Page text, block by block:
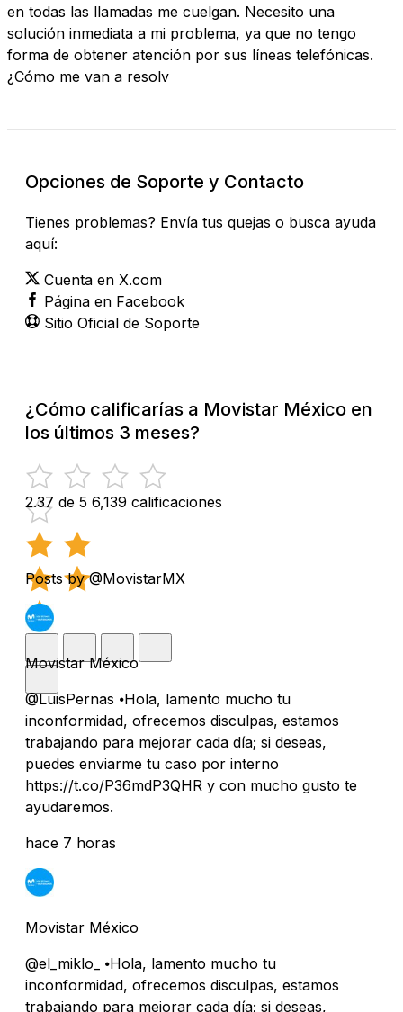
en todas las llamadas me cuelgan. Necesito una
solución inmediata a mi problema, ya que no tengo
forma de obtener atención por sus líneas telefónicas.
¿Cómo me van a resolv
Opciones de Soporte y Contacto
Tienes problemas? Envía tus quejas o busca ayuda
aquí:
Cuenta en X.com
Página en Facebook
Sitio Oficial de Soporte
¿Cómo calificarías a Movistar México en
los últimos 3 meses?
2.37 de 5 6,139 calificaciones
Posts by @MovistarMX
Movistar México
@LuisPernas ⦁Hola, lamento mucho tu
inconformidad, ofrecemos disculpas, estamos
trabajando para mejorar cada día; si deseas,
puedes enviarme tu caso por interno
https://t.co/P36mdP3QHR y con mucho gusto te
ayudaremos.
hace 7 horas
Movistar México
@el_miklo_ ⦁Hola, lamento mucho tu
inconformidad, ofrecemos disculpas, estamos
trabajando para mejorar cada día; si deseas,